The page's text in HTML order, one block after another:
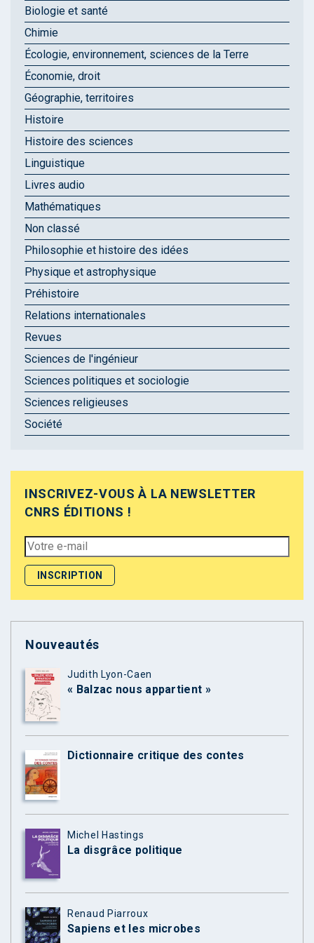
Biologie et santé
Chimie
Écologie, environnement, sciences de la Terre
Économie, droit
Géographie, territoires
Histoire
Histoire des sciences
Linguistique
Livres audio
Mathématiques
Non classé
Philosophie et histoire des idées
Physique et astrophysique
Préhistoire
Relations internationales
Revues
Sciences de l'ingénieur
Sciences politiques et sociologie
Sciences religieuses
Société
INSCRIVEZ-VOUS À LA NEWSLETTER
CNRS ÉDITIONS !
Nouveautés
Judith Lyon-Caen
« Balzac nous appartient »
Dictionnaire critique des contes
Michel Hastings
La disgrâce politique
Renaud Piarroux
Sapiens et les microbes